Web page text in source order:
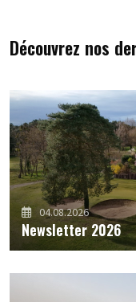
Découvrez nos
04.08.2026
Newsletter 2026